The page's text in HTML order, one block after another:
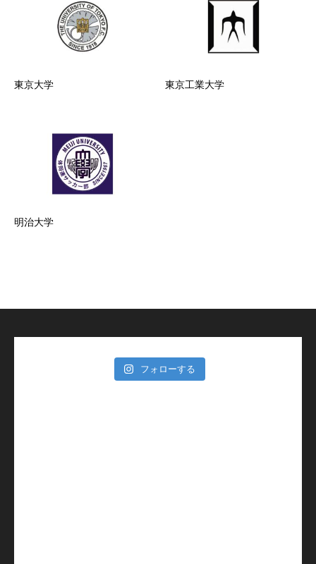
東京大学 東京工業大学
明治大学
フォローする